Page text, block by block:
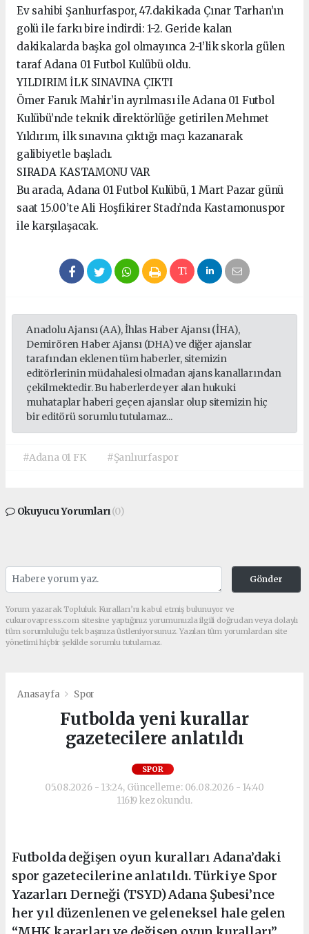
Ev sahibi Şanlıurfaspor, 47.dakikada Çınar Tarhan’ın
golü ile farkı bire indirdi: 1-2. Geride kalan
dakikalarda başka gol olmayınca 2-1’lik skorla gülen
taraf Adana 01 Futbol Kulübü oldu.
YILDIRIM İLK SINAVINA ÇIKTI
Ömer Faruk Mahir’in ayrılması ile Adana 01 Futbol
Kulübü’nde teknik direktörlüğe getirilen Mehmet
Yıldırım, ilk sınavına çıktığı maçı kazanarak
galibiyetle başladı.
SIRADA KASTAMONU VAR
Bu arada, Adana 01 Futbol Kulübü, 1 Mart Pazar günü
saat 15.00’te Ali Hoşfikirer Stadı’nda Kastamonuspor
ile karşılaşacak.
Anadolu Ajansı (AA), İhlas Haber Ajansı (İHA),
Demirören Haber Ajansı (DHA) ve diğer ajanslar
tarafından eklenen tüm haberler, sitemizin
editörlerinin müdahalesi olmadan ajans kanallarından
çekilmektedir. Bu haberlerde yer alan hukuki
muhataplar haberi geçen ajanslar olup sitemizin hiç
bir editörü sorumlu tutulamaz...
#Adana 01 FK #Şanlıurfaspor
Okuyucu Yorumları(0)
Gönder
Yorum yazarak Topluluk Kuralları’nı kabul etmiş bulunuyor ve
cukurovapress.com sitesine yaptığınız yorumunuzla ilgili doğrudan veya dolaylı
tüm sorumluluğu tek başınıza üstleniyorsunuz. Yazılan tüm yorumlardan site
yönetimi hiçbir şekilde sorumlu tutulamaz.
Anasayfa Spor
Futbolda yeni kurallar
gazetecilere anlatıldı
SPOR
05.08.2026 - 13:24, Güncelleme: 06.08.2026 - 14:40
11619 kez okundu.
Futbolda değişen oyun kuralları Adana’daki
spor gazetecilerine anlatıldı. Türkiye Spor
Yazarları Derneği (TSYD) Adana Şubesi’nce
her yıl düzenlenen ve geleneksel hale gelen